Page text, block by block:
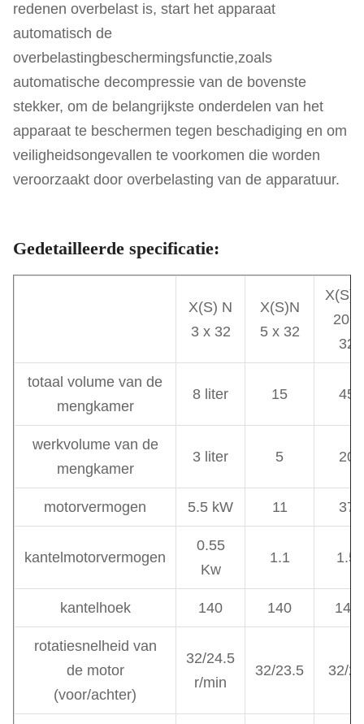
redenen overbelast is, start het apparaat
automatisch de
overbelastingbeschermingsfunctie,zoals
automatische decompressie van de bovenste
stekker, om de belangrijkste onderdelen van het
apparaat te beschermen tegen beschadiging en om
veiligheidsongevallen te voorkomen die worden
veroorzaakt door overbelasting van de apparatuur.
Gedetailleerde specificatie:
X(S) N
3 x 32
X(S)N
5 x 32
X(S)
20 x
32
totaal volume van de
mengkamer
8 liter 15 45
werkvolume van de
mengkamer
3 liter 5 20
motorvermogen 5.5 kW 11 37
kantelmotorvermogen
0.55
Kw
1.1 1.5
kantelhoek 140 140 140
rotatiesnelheid van
de motor
(voor/achter)
32/24.5
r/min
32/23.5 32/27